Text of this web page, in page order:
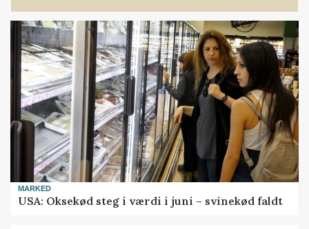
MARKED
USA: Oksekød steg i værdi i juni – svinekød faldt